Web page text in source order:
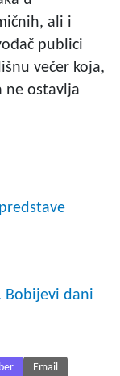
ali i
publici
večer koja,
ne ostavlja
Bobijevi dani
Email